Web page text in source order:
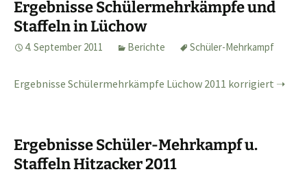
Ergebnisse Schülermehrkämpfe und
Staffeln in Lüchow
4. September 2011 Berichte Schüler-Mehrkampf
Ergebnisse Schülermehrkämpfe Lüchow 2011 korrigiert
Ergebnisse Schüler-Mehrkampf u.
Staffeln Hitzacker 2011